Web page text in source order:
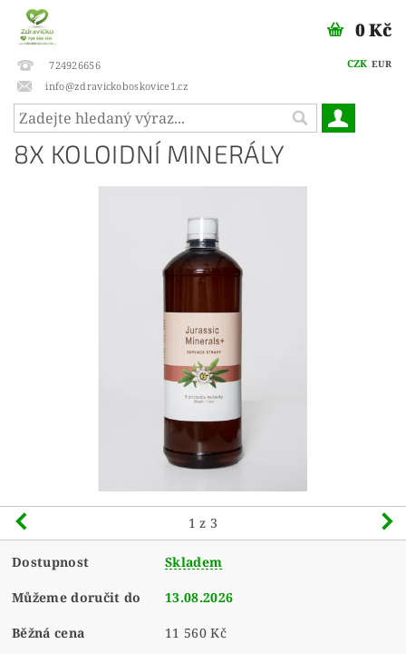
724926656
info@zdravickoboskovice1.cz
CZK EUR
0 Kč
8X KOLOIDNÍ MINERÁLY
1 z 3
Dostupnost Skladem
Můžeme doručit do 13.08.2026
Běžná cena 11 560 Kč